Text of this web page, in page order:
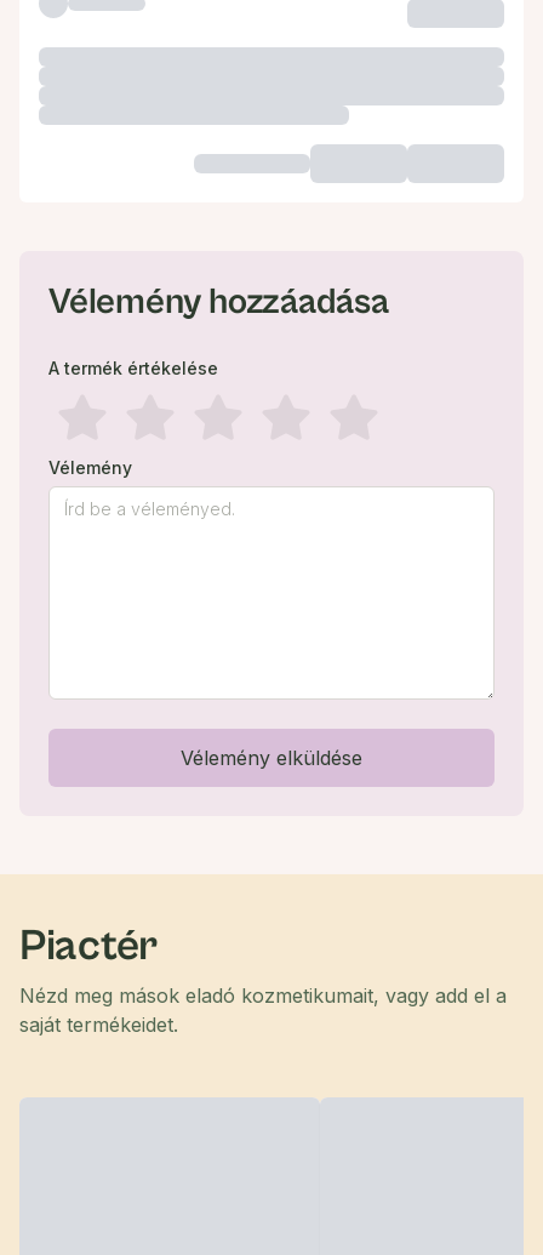
Vélemény hozzáadása
A termék értékelése
Vélemény
Vélemény elküldése
Piactér
Nézd meg mások eladó kozmetikumait, vagy add el a
saját termékeidet.